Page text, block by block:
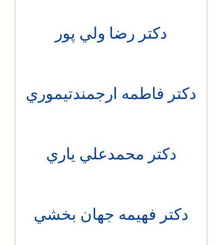
دکتر رضا ولي پور
فاطمه ارجمندتيموري
دکتر محمدعلي ياري
فهيمه جهان بخشي